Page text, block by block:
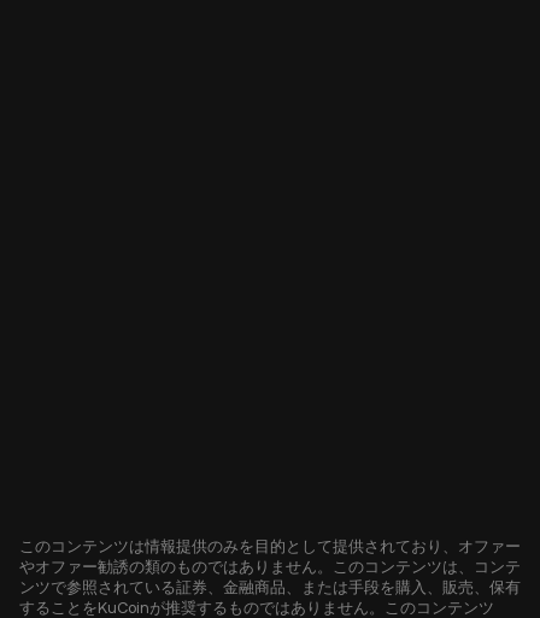
このコンテンツは情報提供のみを目的として提供されており、オファー
やオファー勧誘の類のものではありません。このコンテンツは、コンテ
ンツで参照されている証券、金融商品、または手段を購入、販売、保有
することをKuCoinが推奨するものではありません。このコンテンツ